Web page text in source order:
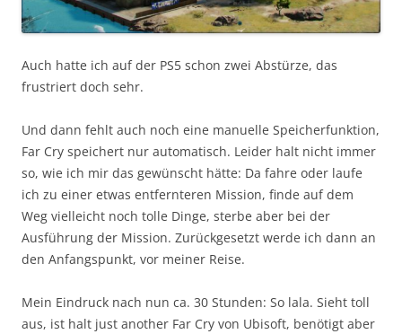
Auch hatte ich auf der PS5 schon zwei Abstürze, das
frustriert doch sehr.
Und dann fehlt auch noch eine manuelle Speicherfunktion,
Far Cry speichert nur automatisch. Leider halt nicht immer
so, wie ich mir das gewünscht hätte: Da fahre oder laufe
ich zu einer etwas entfernteren Mission, finde auf dem
Weg vielleicht noch tolle Dinge, sterbe aber bei der
Ausführung der Mission. Zurückgesetzt werde ich dann an
den Anfangspunkt, vor meiner Reise.
Mein Eindruck nach nun ca. 30 Stunden: So lala. Sieht toll
aus, ist halt just another Far Cry von Ubisoft, benötigt aber